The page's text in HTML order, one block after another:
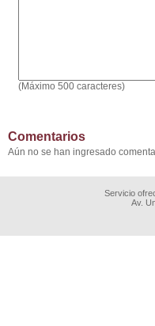
(Máximo 500 caracteres)
Comentarios
Aún no se han ingresado
Servicio
Av.